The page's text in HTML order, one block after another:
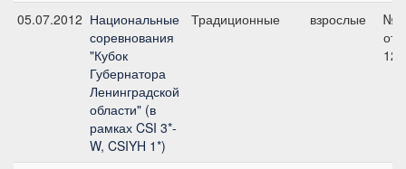
05.07.2012 Национальные
соревнования
"Кубок
Губернатора
Ленинградской
области" (в
рамках CSI 3*-
W, CSIYH 1*)
Традиционные взрослые
№2,